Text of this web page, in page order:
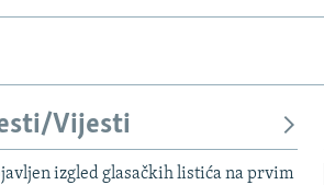
Vijesti
izgled glasačkih listića na prvim